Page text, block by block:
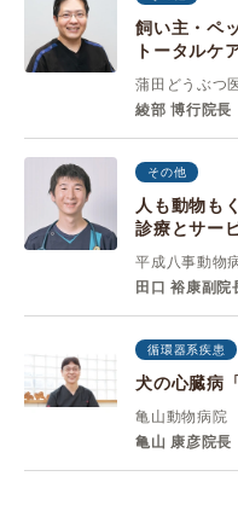
飼い主・ペ
トータルケ
蒲田どうぶつ
綾部 博行院長
その他
人も動物も
診療とサー
平成八事動物
田口 裕康副院
循環器系疾患
犬の心臓病
亀山動物病院
亀山 康彦院長